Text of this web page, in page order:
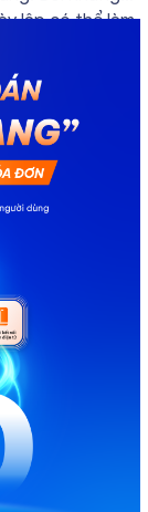
lập có thể làm
bạn. Kế